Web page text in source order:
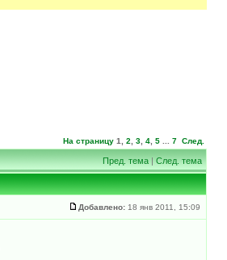
На страницу 1 2 3 4 5 7 След.
Пред. тема|След. тема
Добавлено: 18 янв 2011, 15:09